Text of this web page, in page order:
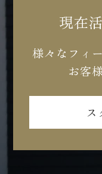
現在
様々なフィ
お客